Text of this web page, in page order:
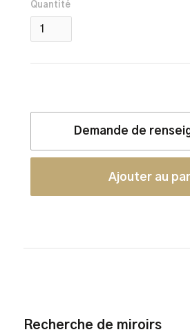
Quantité
Demande de
Recherche de miroirs